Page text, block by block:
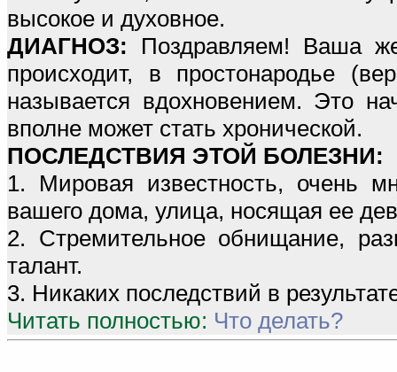
высокое и духовное.
ДИАГНОЗ: Поздравляем! Ваша
происходит, в простонародье
называется вдохновением. Это
вполне может стать хронической.
ПОСЛЕДСТВИЯ ЭТОЙ БОЛЕЗНИ:
1. Мировая известность, очень
вашего дома, улица, носящая ее
2. Стремительное обнищание,
талант.
3. Никаких последствий в
Читать полностью: Что делать?